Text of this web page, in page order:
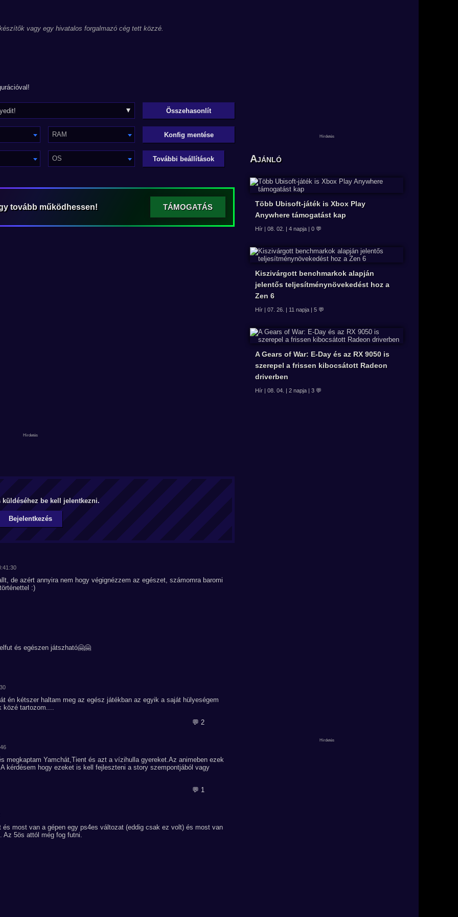
vagy egy hivatalos forgalmazó cég tett közzé.
RAM
OS
Konfig mentése
További beállítások
tovább működhessen! TÁMOGATÁS
küldéséhez be kell jelentkezni.
Bejelentkezés
de azért annyira nem hogy végignézzem az egészet, számomra baromi
:)
és egészen játszható🤗🤗
én kétszer haltam meg az egész játékban az egyik a saját hülyeségem
közé tartozom....
💬 2
megkaptam Yamchát,Tient és azt a vízihulla gyereket.Az animeben ezek
kérdésem hogy ezeket is kell fejleszteni a story szempontjából vagy
💬 1
és most van a gépen egy ps4es változat (eddig csak ez volt) és most van
Az 5ös attól még fog futni.
Ajánló
Több Ubisoft-játék is Xbox Play
Anywhere támogatást kap
Hír | 08. 02. | 4 napja | 0 💬
Kiszivárgott benchmarkok alapján
jelentős teljesítménynövekedést hoz a
Zen 6
Hír | 07. 26. | 11 napja | 5 💬
A Gears of War: E-Day és az RX 9050 is
szerepel a frissen kibocsátott Radeon
driverben
Hír | 08. 04. | 2 napja | 3 💬